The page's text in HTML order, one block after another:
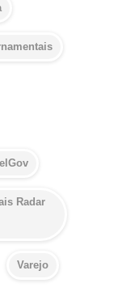
Radar
Varejo